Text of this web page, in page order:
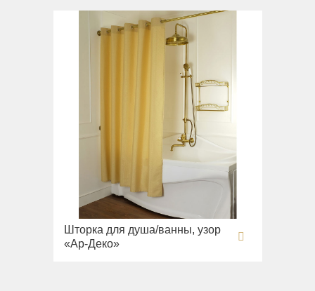
Шторка для душа/ванны, узор
«Ар-Деко»